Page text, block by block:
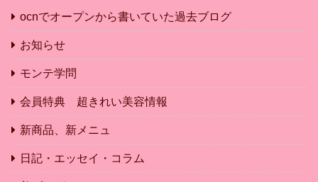
ocnでオープンから書いていた過去ブログ
お知らせ
モンテ学問
会員特典 超きれい美容情報
新商品、新メニュ
日記・エッセイ・コラム